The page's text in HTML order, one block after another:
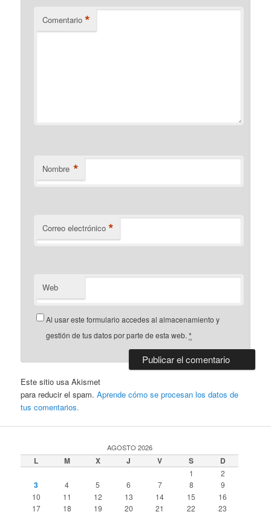
Comentario *
Nombre *
Correo electrónico *
Web
Al usar este formulario accedes al almacenamiento y
gestión de tus datos por parte de esta web.*
Este sitio usa Akismet
para reducir el spam.Aprende cómo se procesan los datos de
tus comentarios.
AGOSTO 2026
L M X J V S D
1 2
3 4 5 6 7 8
9
10
11 12 13 14 15
16
17
18 19 20 21 22 23